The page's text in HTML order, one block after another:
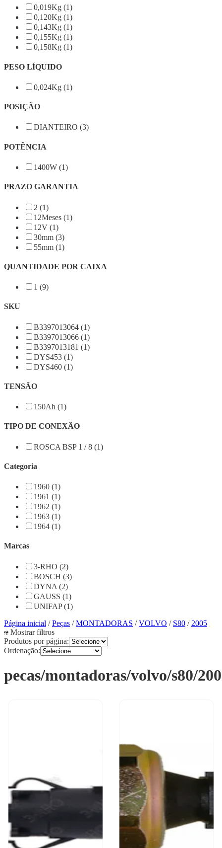
0,019Kg (1)
0,120Kg (1)
0,143Kg (1)
0,155Kg (1)
0,158Kg (1)
PESO LÍQUIDO
0,024Kg (1)
POSIÇÃO
DIANTEIRO (3)
POTÊNCIA
1400W (1)
PRAZO GARANTIA
2 (1)
12Meses (1)
12V (1)
30mm (3)
55mm (1)
QUANTIDADE POR CAIXA
1 (9)
SKU
B3397013064 (1)
B3397013066 (1)
B3397013181 (1)
DYS453 (1)
DYS460 (1)
TENSÃO
150Ah (1)
TIPO DE CONEXÃO
ROSCA BSP 1 / 8 (1)
Categoria
1960 (1)
1961 (1)
1962 (1)
1963 (1)
1964 (1)
Marcas
3-RHO (2)
BOSCH (3)
DYNA (2)
GAUSS (1)
UNIFAP (1)
Página inicial /Peças /MONTADORAS /VOLVO / S80 / 2005
Mostrar filtros
Produtos por página:
Ordenação:
pecas/montadoras/volvo/s80/